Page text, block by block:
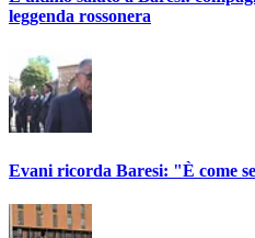
leggenda rossonera
Evani ricorda Baresi: "È come